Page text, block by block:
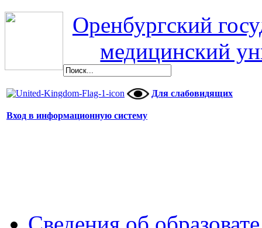
Оренбургский
медицинский
Для слабовидящих
Вход в информационную систему